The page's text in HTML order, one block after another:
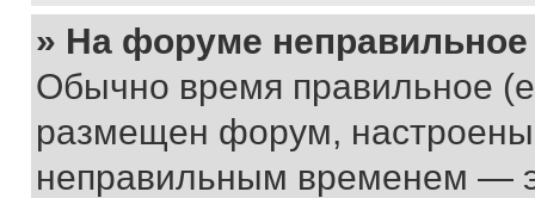
» На форуме
Обычно время правильное
размещен форум, настроены
неправильным временем —